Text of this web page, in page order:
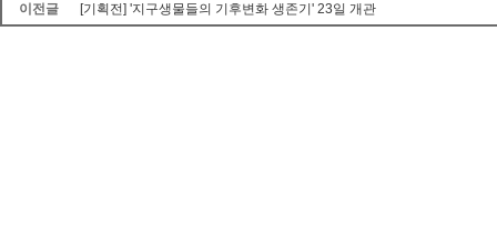
이전글
[기획전] '지구생물들의 기후변화 생존기' 23일 개관